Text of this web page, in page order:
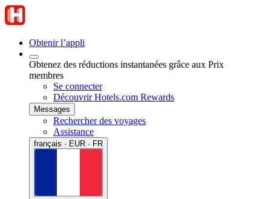
Obtenir l’appli
Obtenez des réductions instantanées grâce aux Prix
membres
Se connecter
Découvrir Hotels.com Rewards
Messages
Rechercher des voyages
Assistance
français · EUR · FR